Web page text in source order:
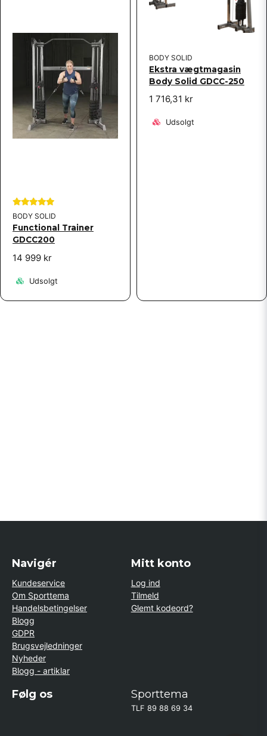
BODY SOLID
Functional Trainer
GDCC200
14 999 kr
Udsolgt
BODY SOLID
Ekstra vægtmagasin
Body Solid GDCC-250
1 716,31 kr
Udsolgt
Navigér
Kundeservice
Om Sporttema
Handelsbetingelser
Blogg
GDPR
Brugsvejledninger
Nyheder
Blogg - artiklar
Mitt konto
Log ind
Tilmeld
Glemt kodeord?
Følg os Sporttema
TLF 89 88 69 34